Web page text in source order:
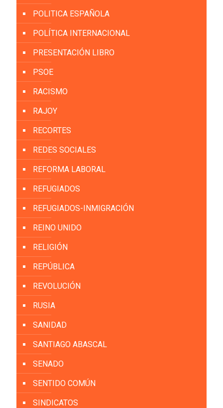
POLITICA ESPAÑOLA
POLÍTICA INTERNACIONAL
PRESENTACIÓN LIBRO
PSOE
RACISMO
RAJOY
RECORTES
REDES SOCIALES
REFORMA LABORAL
REFUGIADOS
REFUGIADOS-INMIGRACIÓN
REINO UNIDO
RELIGIÓN
REPÚBLICA
REVOLUCIÓN
RUSIA
SANIDAD
SANTIAGO ABASCAL
SENADO
SENTIDO COMÚN
SINDICATOS